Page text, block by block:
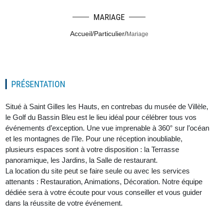
MARIAGE
Accueil/Particulier/Mariage
PRÉSENTATION
Situé à Saint Gilles les Hauts, en contrebas du musée de Villèle,
le Golf du Bassin Bleu est le lieu idéal pour célébrer tous vos
événements d’exception. Une vue imprenable à 360° sur l’océan
et les montagnes de l’île. Pour une réception inoubliable,
plusieurs espaces sont à votre disposition : la Terrasse
panoramique, les Jardins, la Salle de restaurant.
La location du site peut se faire seule ou avec les services
attenants : Restauration, Animations, Décoration. Notre équipe
dédiée sera à votre écoute pour vous conseiller et vous guider
dans la réussite de votre événement.